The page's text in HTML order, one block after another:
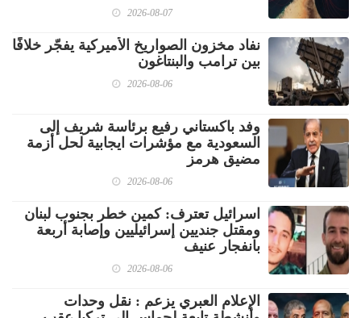
2026-08-07
نفاد مخزون الصواريخ الأميركية يفجّر خلافًا
بين ترامب والبنتاغون
2026-08-06
وفد باكستاني رفيع برئاسة شريف إلى
السعودية مع مؤشرات ايجابية لحل أزمة
مضيق هرمز
2026-08-06
اسرائيل تعترف: كمين خطر بجنوب لبنان
ومقتل جنديين إسرائيليين وإصابة أربعة
بانفجار عنيف
2026-08-06
الإعلام العبري يزعم : نقل وحدات